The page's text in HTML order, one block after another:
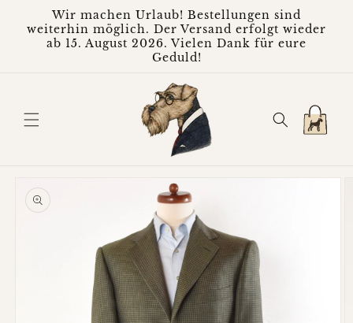
Inhalt
Wir machen Urlaub! Bestellungen sind
weiterhin möglich. Der Versand erfolgt wieder
ab 15. August 2026. Vielen Dank für eure
Geduld!
Warenkorb